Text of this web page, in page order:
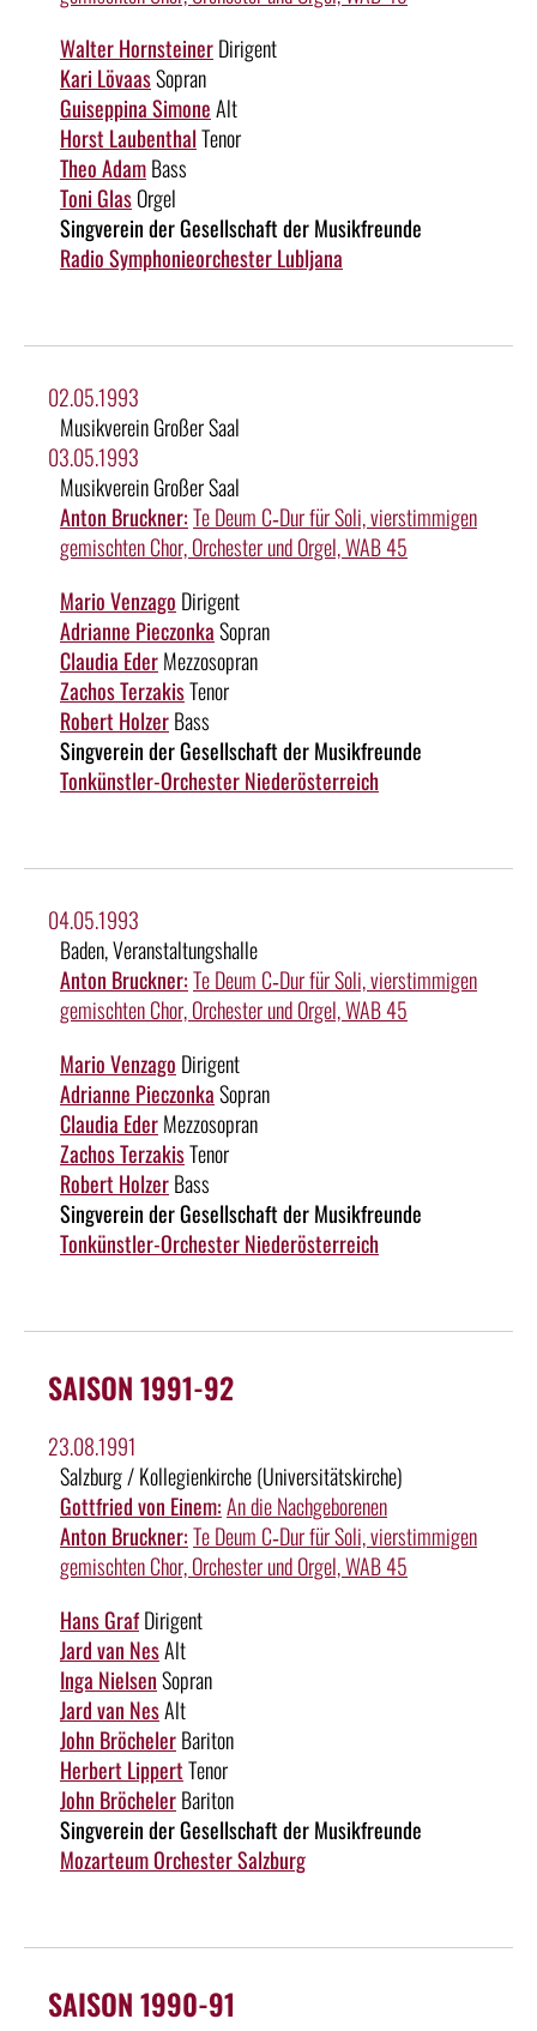
Walter HornsteinerDirigent
Kari LövaasSopran
Guiseppina SimoneAlt
Horst LaubenthalTenor
Theo AdamBass
Toni GlasOrgel
Singverein der Gesellschaft der Musikfreunde
Radio Symphonieorchester Lubljana
02.05.1993
Musikverein Großer Saal
03.05.1993
Musikverein Großer Saal
Anton Bruckner:Te Deum C‑Dur für Soli, vierstimmigen
gemischten Chor, Orchester und Orgel, WAB 45
Mario Venzago Dirigent
Adrianne PieczonkaSopran
Claudia EderMezzosopran
Zachos TerzakisTenor
Robert HolzerBass
Singverein der Gesellschaft der Musikfreunde
Tonkünstler-Orchester Niederösterreich
04.05.1993
Baden, Veranstaltungshalle
Anton Bruckner:Te Deum C‑Dur für Soli, vierstimmigen
gemischten Chor, Orchester und Orgel, WAB 45
Mario Venzago Dirigent
Adrianne PieczonkaSopran
Claudia EderMezzosopran
Zachos TerzakisTenor
Robert HolzerBass
Singverein der Gesellschaft der Musikfreunde
Tonkünstler-Orchester Niederösterreich
SAISON 1991-92
23.08.1991
Salzburg / Kollegienkirche (Universitätskirche)
Gottfried von Einem:An die Nachgeborenen
Anton Bruckner:Te Deum C‑Dur für Soli, vierstimmigen
gemischten Chor, Orchester und Orgel, WAB 45
Hans GrafDirigent
Jard van NesAlt
Inga NielsenSopran
Jard van NesAlt
John BröchelerBariton
Herbert LippertTenor
John BröchelerBariton
Singverein der Gesellschaft der Musikfreunde
Mozarteum Orchester Salzburg
SAISON 1990-91